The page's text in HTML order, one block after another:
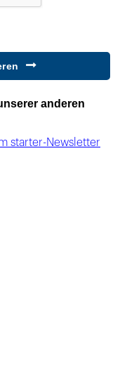
anderen
starter-Newsletter